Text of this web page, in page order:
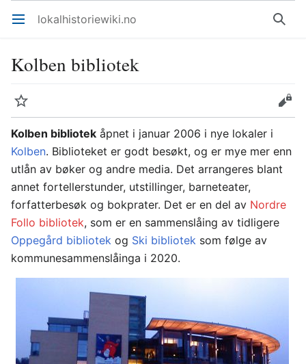
Åpne hovedmenyen lokalhistoriewiki.no Søk
Kolben bibliotek
Overvåk
Rediger
Kolben bibliotek åpnet i januar 2006 i nye lokaler i
Kolben. Biblioteket er godt besøkt, og er mye mer enn
utlån av bøker og andre media. Det arrangeres blant
annet fortellerstunder, utstillinger, barneteater,
forfatterbesøk og bokprater. Det er en del av Nordre
Follo bibliotek, som er en sammenslåing av tidligere
Oppegård bibliotek og Ski bibliotek som følge av
kommunesammenslåinga i 2020.